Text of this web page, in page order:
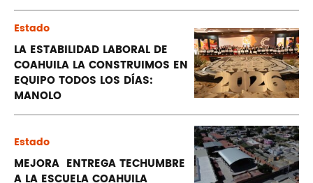
Estado
LA ESTABILIDAD LABORAL DE
COAHUILA LA CONSTRUIMOS EN
EQUIPO TODOS LOS DÍAS:
MANOLO
Estado
MEJORA ENTREGA TECHUMBRE
A LA ESCUELA COAHUILA